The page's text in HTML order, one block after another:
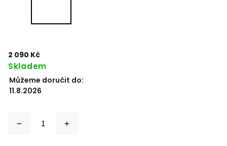
2 090 Kč
Skladem
Můžeme doručit do:
11.8.2026